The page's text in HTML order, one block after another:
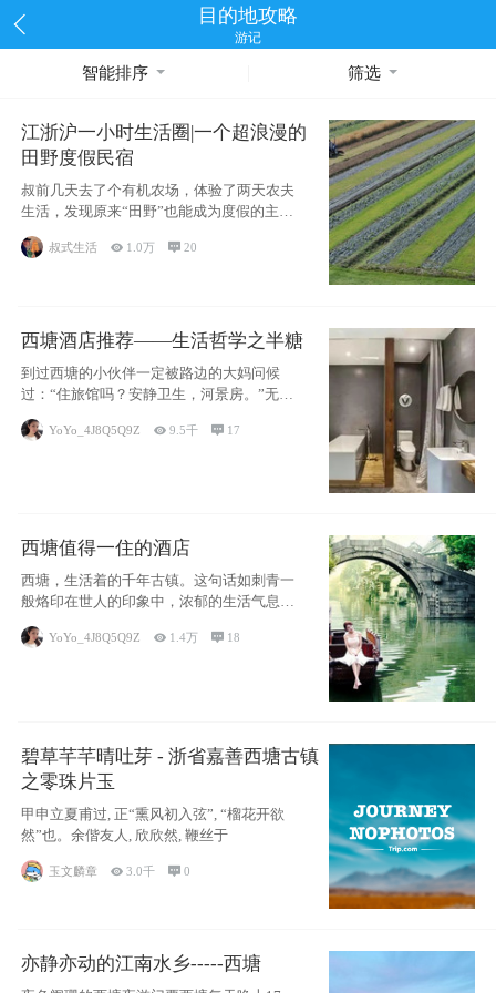
目的地攻略
游记
智能排序 筛选
江浙沪一小时生活圈|一个超浪漫的
田野度假民宿
叔前几天去了个有机农场，体验了两天农夫
生活，发现原来“田野”也能成为度假的主旋
律。江
叔式生活  1.0万 20
西塘酒店推荐——生活哲学之半糖
到过西塘的小伙伴一定被路边的大妈问候
过：“住旅馆吗？安静卫生，河景房。”无意
YoYo_4J8Q5Q9Z 9.5千  17
西塘值得一住的酒店
西塘，生活着的千年古镇。这句话如刺青一
般烙印在世人的印象中，浓郁的生活气息，
小桥流水
YoYo_4J8Q5Q9Z  1.4万  18
碧草芊芊晴吐芽 - 浙省嘉善西塘古镇
之零珠片玉
甲申立夏甫过, 正“熏风初入弦”, “榴花开欲
然”也。余偕友人, 欣欣然, 鞭丝于
玉文麟章  3.0千 0
亦静亦动的江南水乡-----西塘